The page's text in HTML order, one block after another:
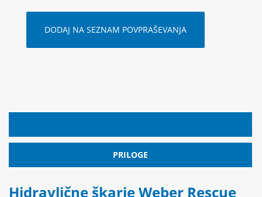
DODAJ NA SEZNAM POVPRAŠEVANJA
PRILOGE
Hidravlične škarje Weber Rescue